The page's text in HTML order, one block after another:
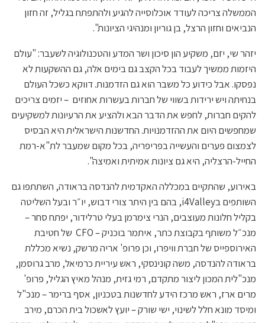
הממשלה צריכה לעודד אוכלוסייה להגיע ולהתפתח בגליל, זה חזון
הנביאים וחזון הרצל, בן גוריון ומנהיגי הציונות".
יזהר שי, יזם, משקיע הון סיכון ושר המדע והטכנולוגיה לשעבר: "עולם
היזמות ממשיך לעבוד בכל הקצב גם בימים אלה, גם ההשקעות לא
נפסקו. אבל כידוע כל משבר הוא גם הזדמנות. דווקא כשכל העולם
בנחיתה ויש ירידות בשווי של חברות בעשרות אחוזים – יזמים צריכים
להקים חברות, לחפש את הדבר הבא ולהציע את הרעיונות למשקיעים
שמחפשים היום את ההזדמנויות. החדשנות הישראלית היא הבסיס
לצמצום פערים והעשייה בפריפריה, בכל מקום שמעבר לת"א-רמת
החייל-הרצליה, היא גם ציונות אמיתית ואמיצה".
באירוע, שהתקיים במכללה האקדמית להנדסה בראודה, השתתפו גם
השותפים בi4Valley, בהם בין היתר צורי דבוש, יו״ר ובעל השליטה
בקליל חלונות מעוצבים, הנרי צימרמן בעלי טרלידור, יפתח סחר –
מנכ״ל משותף בקבוצת כתר, איתמר בוכניק – CFO של חטיבת
האירוספייס של חברת וויפרו, וכן פרופ' אריה מרשק, נשיא מכללת
בראודה להנדסה, משה קונינסקי, ראש עיריית כרמיאל, מרב גרוסמן,
מנכ"לית המכון ליצור מתקדם, רמי גזית, מנהל מאיץ הגליל, פרופ'
מרים ארז, ראש מרכז הידע לחדשנות בטכניון, אסף ברימר – מנכ"ל
ומיסד מונא חלל לשינוי, ישי שורק – יועץ לאשכול בית הכרם, מירב